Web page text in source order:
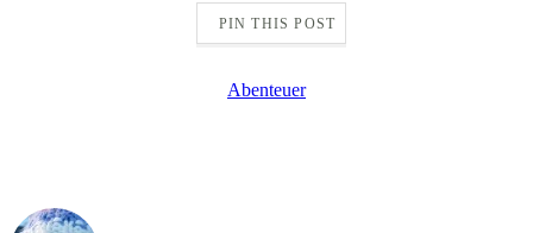
PIN THIS POST
Abenteuer